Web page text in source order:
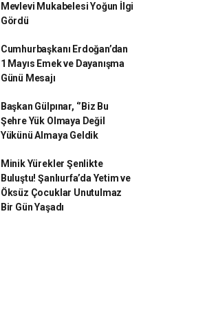
Mevlevi Mukabelesi Yoğun İlgi
Gördü
Cumhurbaşkanı Erdoğan’dan
1 Mayıs Emek ve Dayanışma
Günü Mesajı
Başkan Gülpınar, ‘’Biz Bu
Şehre Yük Olmaya Değil
Yükünü Almaya Geldik
Minik Yürekler Şenlikte
Buluştu! Şanlıurfa’da Yetim ve
Öksüz Çocuklar Unutulmaz
Bir Gün Yaşadı